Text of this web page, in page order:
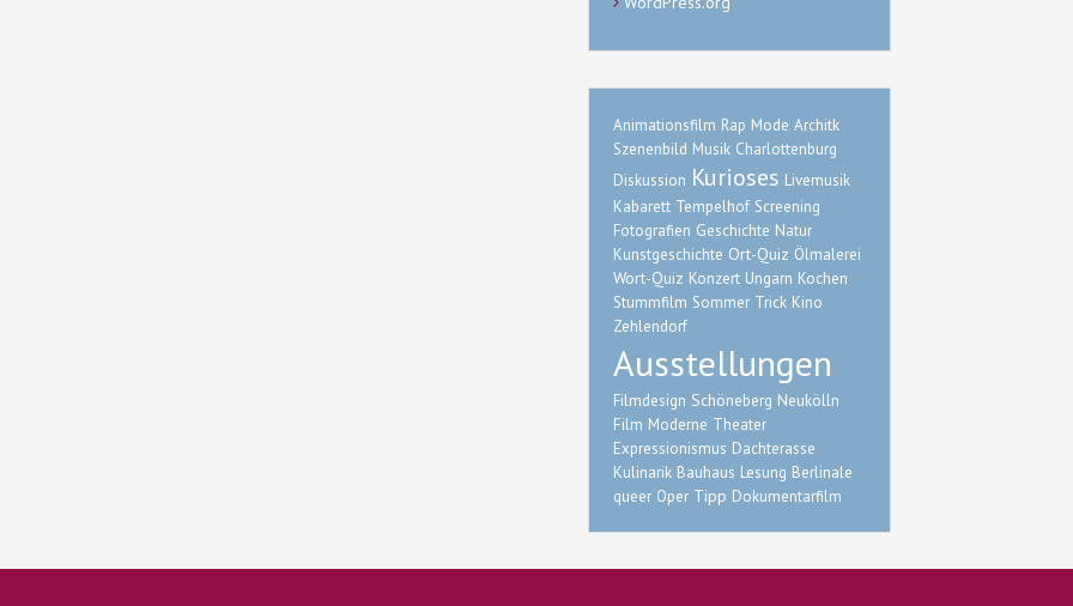
Animationsfilm Rap Mode Architk
Szenenbild Musik Charlottenburg
Diskussion Kurioses Livemusik
Kabarett Tempelhof Screening
Fotografien Geschichte Natur
Kunstgeschichte Ort-Quiz Ölmalerei
Wort-Quiz Konzert Ungarn Kochen
Stummfilm Sommer Trick Kino
Zehlendorf
Ausstellungen
Filmdesign Schöneberg Neukölln
Film Moderne Theater
Expressionismus Dachterasse
Kulinarik Bauhaus Lesung Berlinale
queer Oper Tipp Dokumentarfilm